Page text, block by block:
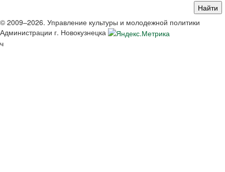
© 2009–2026. Управление культуры и молодежной политики
Администрации г. Новокузнецка
ч